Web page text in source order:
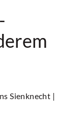
Sienknecht |